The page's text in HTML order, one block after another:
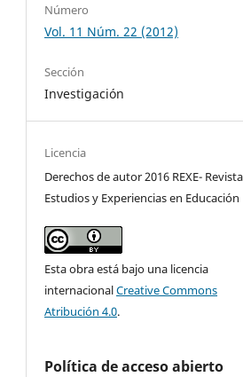
Número
Vol. 11 Núm. 22 (2012)
Sección
Investigación
Licencia
Derechos de autor 2016 REXE-
Estudios y Experiencias en Educación
Esta obra está bajo una licencia
internacionalCreative Commons
Atribución 4.0.
Política de acceso abierto